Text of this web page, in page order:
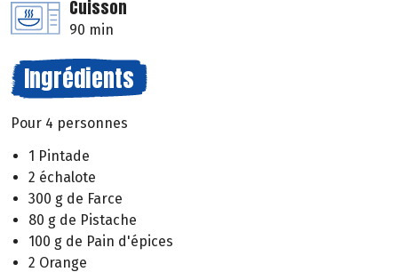
Cuisson
90 min
Ingrédients
Pour 4 personnes
1 Pintade
2 échalote
300 g de Farce
80 g de Pistache
100 g de Pain d'épices
2 Orange